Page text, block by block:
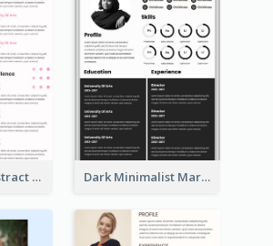
Minimalist Abstract Pink Resume Dark Minimalist Marketing Manager Resume